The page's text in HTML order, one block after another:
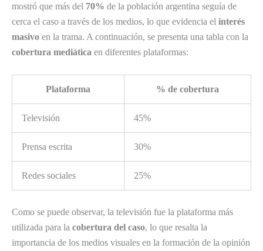
mostró que más del 70% de la población argentina seguía de
cerca el caso a través de los medios, lo que evidencia el interés
masivo en la trama. A continuación, se presenta una tabla con la
cobertura mediática en diferentes plataformas:
Plataforma % de cobertura
Televisión 45%
Prensa escrita 30%
Redes sociales 25%
Como se puede observar, la televisión fue la plataforma más
utilizada para la cobertura del caso, lo que resalta la
importancia de los medios visuales en la formación de la opinión